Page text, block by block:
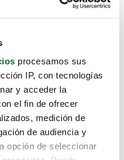
procesamos sus
IP, con tecnologías
y acceder la
el fin de ofrecer
medición de
de audiencia y
opción de seleccionar
como
aquí.
que estás